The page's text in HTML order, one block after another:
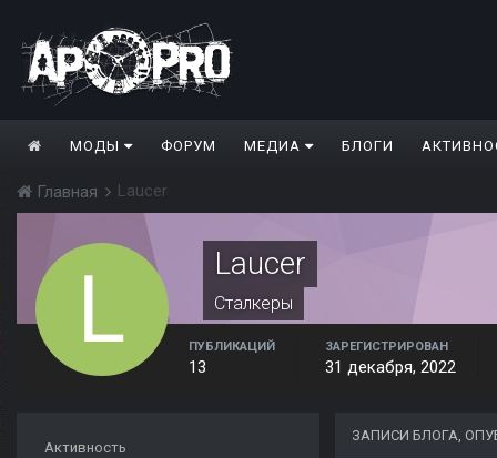
МОДЫ ФОРУМ МЕДИА БЛОГИ
Главная Laucer
Laucer
Сталкеры
ПУБЛИКАЦИЙ
13
ЗАРЕГИСТРИРОВАН
31 декабря, 2022
Активность
ЗАПИСИ БЛОГА,